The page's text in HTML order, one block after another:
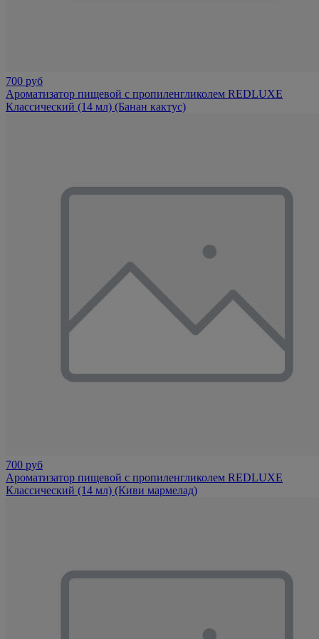
700 руб
Ароматизатор пищевой с пропиленгликолем REDLUXE
Классический (14 мл) (Банан кактус)
700 руб
Ароматизатор пищевой с пропиленгликолем REDLUXE
Классический (14 мл) (Киви мармелад)